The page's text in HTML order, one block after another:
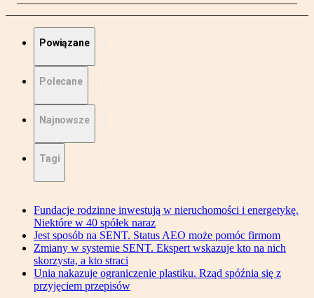
Powiązane
Polecane
Najnowsze
Tagi
Fundacje rodzinne inwestują w nieruchomości i energetykę.
Niektóre w 40 spółek naraz
Jest sposób na SENT. Status AEO może pomóc firmom
Zmiany w systemie SENT. Ekspert wskazuje kto na nich
skorzysta, a kto straci
Unia nakazuje ograniczenie plastiku. Rząd spóźnia się z
przyjęciem przepisów